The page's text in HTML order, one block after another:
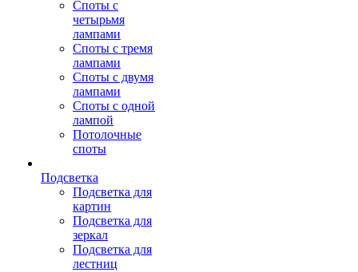
Споты с
четырьмя
лампами
Споты с тремя
лампами
Споты с двумя
лампами
Споты с одной
лампой
Потолочные
споты
Подсветка
Подсветка для
картин
Подсветка для
зеркал
Подсветка для
лестниц